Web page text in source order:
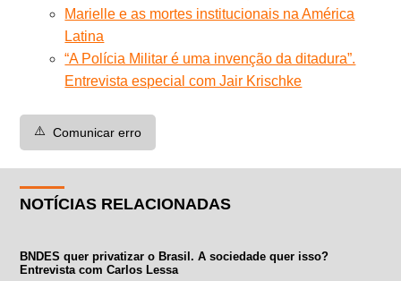
Marielle e as mortes institucionais na América
Latina
“A Polícia Militar é uma invenção da ditadura”.
Entrevista especial com Jair Krischke
⚠️ Comunicar erro
NOTÍCIAS RELACIONADAS
BNDES quer privatizar o Brasil. A sociedade quer isso?
Entrevista com Carlos Lessa